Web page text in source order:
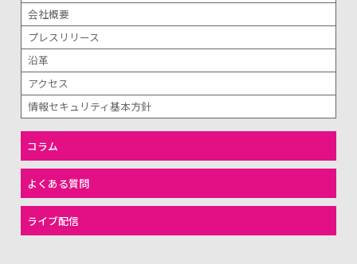
会社概要
プレスリリース
沿革
アクセス
情報セキュリティ基本方針
コラム
よくある質問
ライブ配信